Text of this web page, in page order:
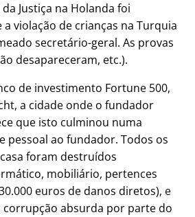
Justiça na Holanda foi
violação de crianças na Turquia
secretário-geral. As provas
desapareceram, etc.).
de investimento Fortune 500,
a cidade onde o fundador
que isto culminou numa
pessoal ao fundador. Todos os
foram destruídos
mobiliário, pertences
euros de danos diretos), e
absurda por parte do